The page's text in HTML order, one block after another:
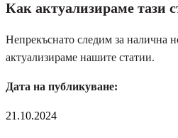
Как актуализираме тази
Непрекъснато следим за налична
актуализираме нашите статии.
Дата на публикуване:
21.10.2024